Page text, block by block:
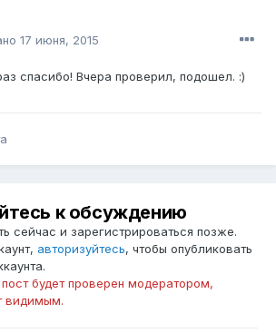
17 июня, 2015
спасибо! Вчера проверил, подошел. :)
к обсуждению
сейчас и зарегистрироваться позже.
авторизуйтесь, чтобы опубликовать
будет проверен модератором,
видимым.